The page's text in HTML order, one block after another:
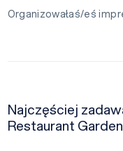
Organizowałaś/eś
Najczęściej
Restaurant